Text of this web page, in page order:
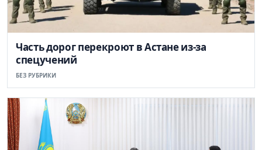
Часть дорог перекроют в Астане из-за
спецучений
БЕЗ РУБРИКИ